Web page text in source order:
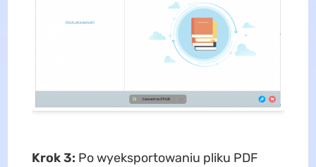
Krok 3: Po wyeksportowaniu pliku PDF